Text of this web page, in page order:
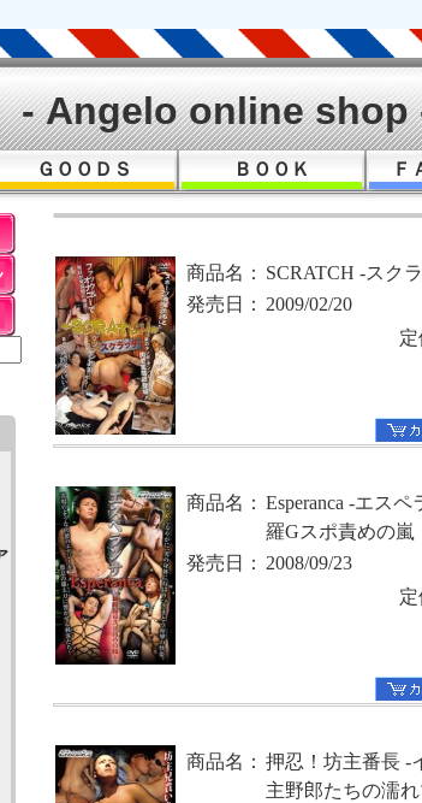
- Angelo online shop
ＧＯＯＤＳ ＢＯＯＫ Ｆ
商品名： SCRATCH -スク
発売日： 2009/02/20
定
商品名： Esperanca -エス
羅Gスポ責めの嵐
発売日： 2008/09/23
定
商品名： 押忍！坊主番長 -
主野郎たちの濡